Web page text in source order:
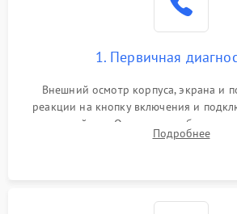
1. Первичная
Внешний осмотр корпуса, экрана и
реакции на кнопку включения и
устройства. Оценка потребления
лабораторного блока питания для
Подробнее